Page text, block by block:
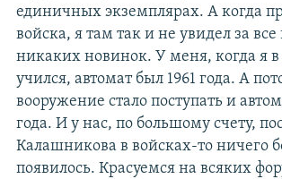
единичных экземплярах. А когда
войска, я там так и не увидел за
никаких новинок. У меня, когда я
учился, автомат был 1961 года. А
вооружение стало поступать и
года. И у нас, по большому счету,
Калашникова в войсках-то ничего
появилось. Красуемся на всяких